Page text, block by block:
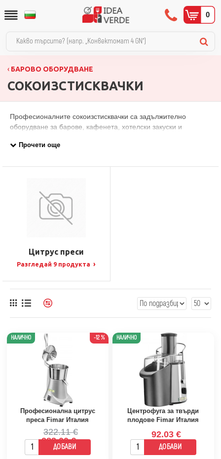
0
БАРОВО ОБОРУДВАНЕ
СОКОИЗСТИСКВАЧКИ
Професионалните сокоизстисквачки са задължително
оборудване за барове, кафенета, хотелски закуски и
ще намерите автоматични цитрус преси с капацитет до 18 до
хранителни вещества, центрофуги за твърди плодове, ръчни
Robot Coupe, Sirman, Fimar и Cunill, утвърдени марки в бар и
ресторантьорски сектор.
Цитрус преси
Разгледай 9 продукта ›
-12 %
НАЛИЧНО
Професионална цитрус
преса Fimar Италия
283.00 €
322.11 €
ДОБАВИ
НАЛИЧНО
Центрофуга за твърди
плодове Fimar Италия
92.03 €
ДОБАВИ